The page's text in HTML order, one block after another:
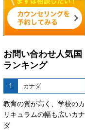
お問い合わせ人気国
ランキング
1 カナダ
教育の質が高く、学校のカ
リキュラムの幅も広いカナ
ダ